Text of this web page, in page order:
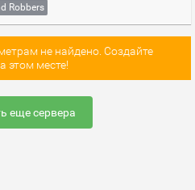
Robbers
не найдено. Создайте
этом месте!
еще сервера